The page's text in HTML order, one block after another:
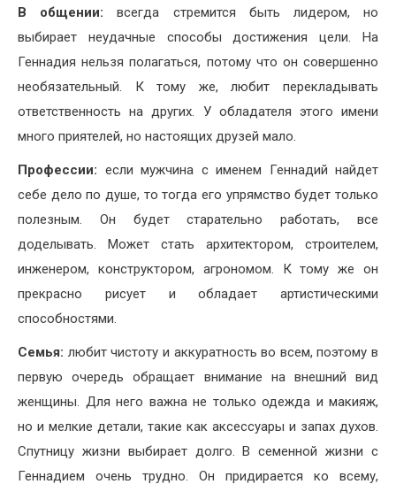
В общении: всегда стремится быть лидером, но
выбирает неудачные способы достижения цели. На
Геннадия нельзя полагаться, потому что он совершенно
необязательный. К тому же, любит перекладывать
ответственность на других. У обладателя этого имени
много приятелей, но настоящих друзей мало.
Профессии: если мужчина с именем Геннадий найдет
себе дело по душе, то тогда его упрямство будет только
полезным. Он будет старательно работать, все
доделывать. Может стать архитектором, строителем,
инженером, конструктором, агрономом. К тому же он
прекрасно рисует и обладает артистическими
способностями.
Семья: любит чистоту и аккуратность во всем, поэтому в
первую очередь обращает внимание на внешний вид
женщины. Для него важна не только одежда и макияж,
но и мелкие детали, такие как аксессуары и запах духов.
Спутницу жизни выбирает долго. В семенной жизни с
Геннадием очень трудно. Он придирается ко всему,